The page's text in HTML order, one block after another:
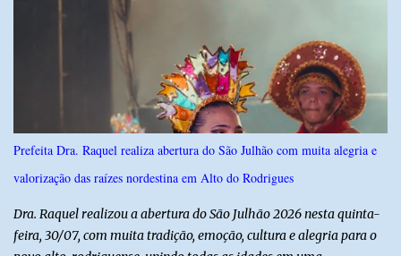
autuado em flagrante. O exame pericial para confirmar a
concentração de álcool no organismo ainda está em andamento. A
vítima é um menino de 11 anos, que sofreu ferimentos graves no
acidente. Após os primeiros atendimentos, ele foi entubado e
transferido pelo helicóptero Potiguar 02 para o Hospital
Monsenhor Walfredo Gurgel, em Natal, onde permanece internado
sob cuidados médicos especializados. Segundo informações da
Polícia Militar, a criança é filha de um policial militar. PM reforça
alerta sobre álcool e direção Em nota, a Polícia Militar manifestou
Prefeita Dra. Raquel realiza abertura do São Julhão com muita alegria e
valorização das raízes nordestina em Alto do Rodrigues
Dra. Raquel realizou a abertura do São Julhão 2026 nesta quinta-
feira, 30/07, com muita tradição, emoção, cultura e alegria para o